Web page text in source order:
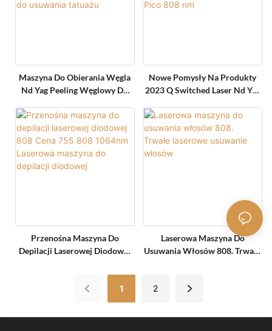
Maszyna Do Obierania Węgla
Nd Yag Peeling Węglowy Do
Maszyna Do Usuwania Tatuażu
Nowe Pomysły Na Produkty
2023 Q Switched Laser Nd Yag
Usuwaniem Tatuażu Pico 808
Nm
Przenośna Maszyna Do
Depilacji Laserowej Diodowej
Laserowa Maszyna Do Depilacji
Diodowej
Laserowa Maszyna Do
Usuwania Włosów 808. Trwałe
1 2